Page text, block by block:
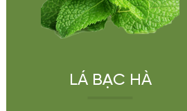
LÁ BẠC HÀ